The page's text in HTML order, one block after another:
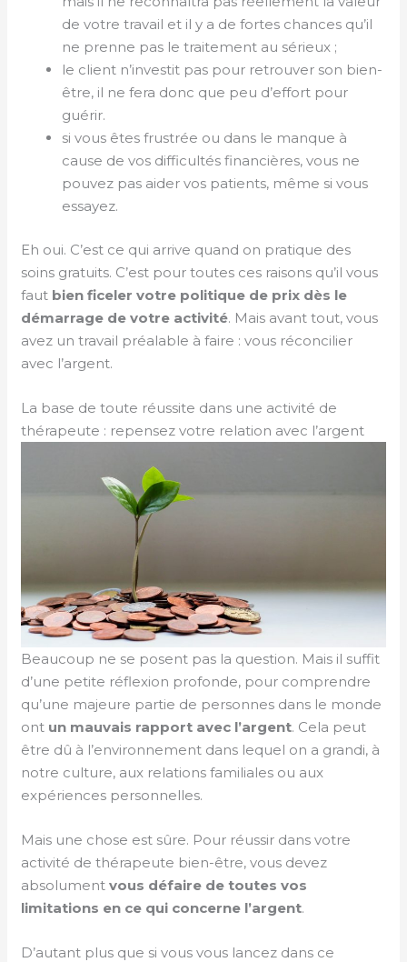
de votre travail et il y a de fortes chances qu’il
ne prenne pas le traitement au sérieux ;
le client n’investit pas pour retrouver son bien-
être, il ne fera donc que peu d’effort pour
guérir.
si vous êtes frustrée ou dans le manque à
cause de vos difficultés financières, vous ne
pouvez pas aider vos patients, même si vous
essayez.
Eh oui. C’est ce qui arrive quand on pratique des
soins gratuits. C’est pour toutes ces raisons qu’il vous
faut bien ficeler votre politique de prix dès le
démarrage de votre activité. Mais avant tout, vous
avez un travail préalable à faire : vous réconcilier
avec l’argent.
La base de toute réussite dans une activité de
thérapeute : repensez votre relation avec l’argent
Beaucoup ne se posent pas la question. Mais il suffit
d’une petite réflexion profonde, pour comprendre
qu’une majeure partie de personnes dans le monde
ont un mauvais rapport avec l’argent. Cela peut
être dû à l’environnement dans lequel on a grandi, à
notre culture, aux relations familiales ou aux
expériences personnelles.
Mais une chose est sûre. Pour réussir dans votre
activité de thérapeute bien-être, vous devez
absolumentvous défaire de toutes vos
limitations en ce qui concerne l’argent.
D’autant plus que si vous vous lancez dans ce